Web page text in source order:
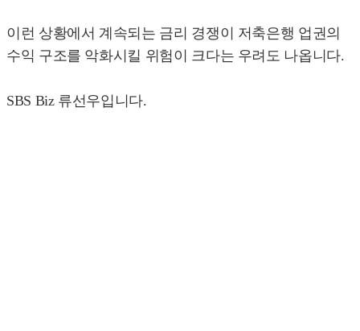
이런 상황에서 계속되는 금리 경쟁이 저축은행 업권의
수익 구조를 악화시킬 위험이 크다는 우려도 나옵니다.
SBS Biz 류선우입니다.